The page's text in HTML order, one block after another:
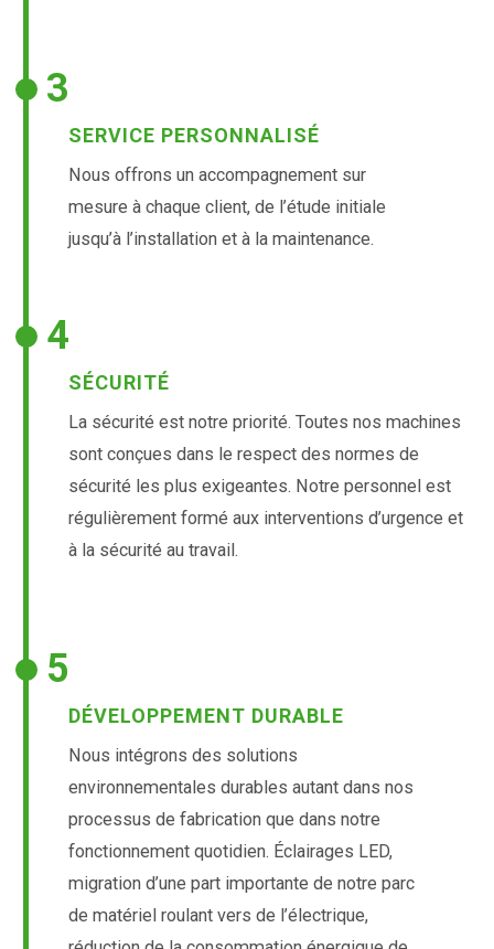
3
SERVICE PERSONNALISÉ
Nous offrons un accompagnement sur
mesure à chaque client, de l’étude initiale
jusqu’à l’installation et à la maintenance.
4
SÉCURITÉ
La sécurité est notre priorité. Toutes nos machines
sont conçues dans le respect des normes de
sécurité les plus exigeantes. Notre personnel est
régulièrement formé aux interventions d’urgence et
à la sécurité au travail.
5
DÉVELOPPEMENT DURABLE
Nous intégrons des solutions
environnementales durables autant dans nos
processus de fabrication que dans notre
fonctionnement quotidien. Éclairages LED,
migration d’une part importante de notre parc
de matériel roulant vers de l’électrique,